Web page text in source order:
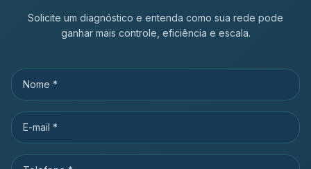
Solicite um diagnóstico e entenda como sua rede pode
ganhar mais controle, eficiência e escala.